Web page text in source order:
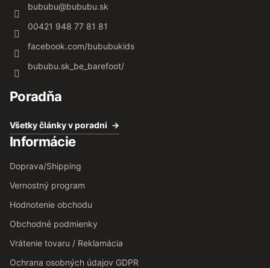
bububu@bububu.sk
00421 948 77 81 81
facebook.com/bububukids
bububu.sk_be_barefoot/
Poradňa
Všetky články v poradni
Informácie
Doprava/Shipping
Vernostný program
Hodnotenie obchodu
Obchodné podmienky
Vrátenie tovaru / Reklamácia
Ochrana osobných údajov GDPR